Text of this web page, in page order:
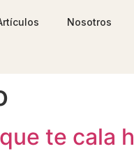
Nosotros
te cala